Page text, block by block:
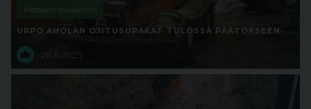
Metsäkoneurakointi
URPO AHOLAN OJITUSURAKAT TULOSSA PÄÄTÖKSEEN
26.11.2025